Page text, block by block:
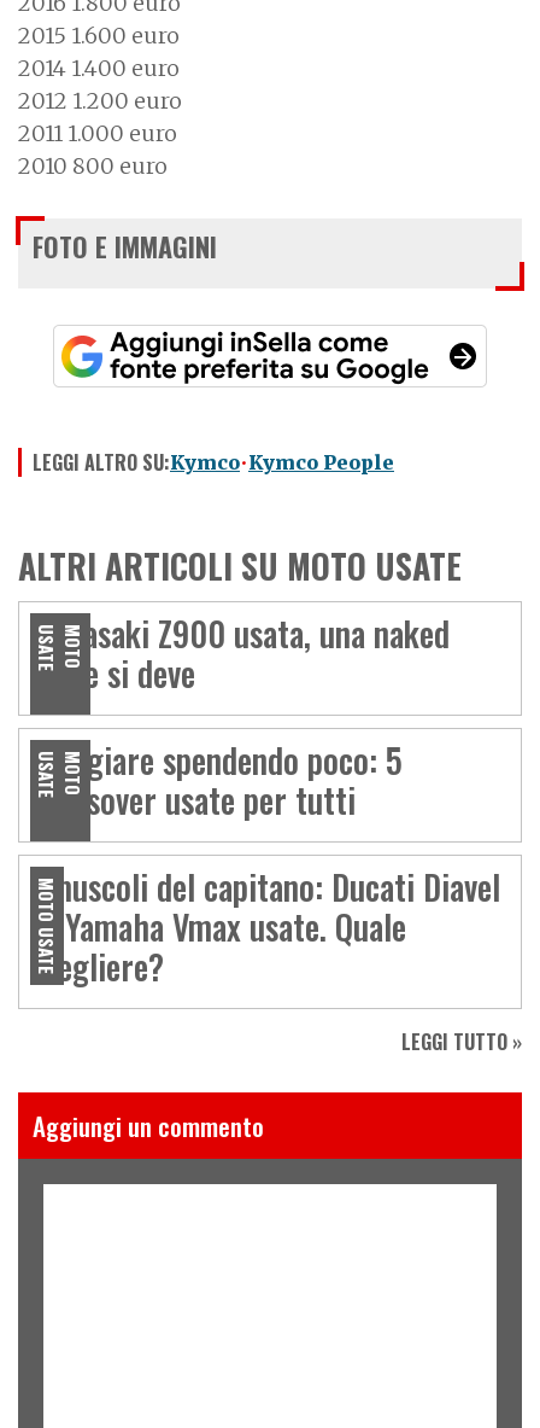
2015 1.600 euro
2014 1.400 euro
2012 1.200 euro
2011 1.000 euro
2010 800 euro
FOTO E IMMAGINI
LEGGI ALTRO SU:Kymco Kymco People
ALTRI ARTICOLI SU MOTO USATE
M
O
T
O
U
S
A
T
E
Kawasaki Z900 usata, una naked
come si deve
M
O
T
O
U
S
A
T
E
Viaggiare spendendo poco: 5
crossover usate per tutti
MOTO USATE
I muscoli del capitano: Ducati Diavel
vs Yamaha Vmax usate. Quale
scegliere?
LEGGI TUTTO »
Aggiungi un commento